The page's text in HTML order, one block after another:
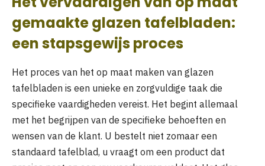
gemaakte glazen tafelbladen:
een stapsgewijs proces
Het proces van het op maat maken van glazen
tafelbladen is een unieke en zorgvuldige taak die
specifieke vaardigheden vereist. Het begint allemaal
met het begrijpen van de specifieke behoeften en
wensen van de klant. U bestelt niet zomaar een
standaard tafelblad, u vraagt ​​om een ​​product dat